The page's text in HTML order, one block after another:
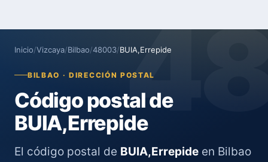
Inicio/Vizcaya/Bilbao/48003/BUIA,Errepide
BILBAO · DIRECCIÓN POSTAL
Código postal de
BUIA,Errepide
El código postal de BUIA,Errepide en Bilbao